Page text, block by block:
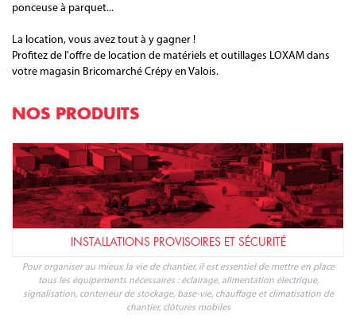
ponceuse à parquet...
La location, vous avez tout à y gagner !
Profitez de l'offre de location de matériels et outillages LOXAM dans
votre magasin Bricomarché Crépy en Valois.
NOS PRODUITS
INSTALLATIONS PROVISOIRES ET SÉCURITÉ
Pour organiser au mieux la vie de chantier, il est essentiel de mettre en place
tous les équipements nécessaires : éclairage, alimentation électrique,
signalisation, conteneur de stockage, base-vie, chauffage et climatisation de
chantier, clôtures mobiles